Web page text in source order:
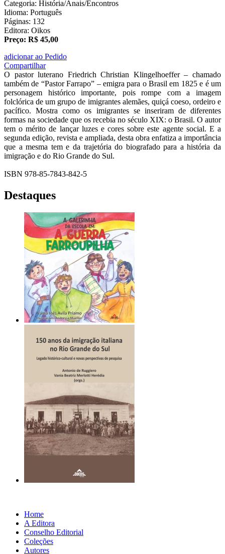
Categoria: História/Anais/Encontros
Idioma: Português
Páginas: 132
Editora: Oikos
Preço: R$ 45,00
adicionar ao Pedido
Compartilhar
O pastor luterano Friedrich Christian Klingelhoeffer – chamado
também de “Pastor Farrapo” – emigra para o Brasil em 1825 e é um
personagem histórico importante, pois rompe com a imagem
folclórica de um grupo de imigrantes alemães, quiçá coeso, ordeiro e
pacífico. Mostra como os imigrantes se inseriram de diferentes
formas na sociedade que os recebia no século XIX: o Brasil. O autor
tem o mérito de lançar luzes e cores sobre este agente social. E a
segunda edição, revista e ampliada, desta obra enfatiza a importância
que a mesma tem e da trajetória do biografado para a história da
imigração e do Rio Grande do Sul.
ISBN 978-85-7843-842-5
Destaques
Home
A Editora
Conselho Editorial
Coleções
Autores